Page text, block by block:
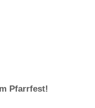
Pfarrfest!